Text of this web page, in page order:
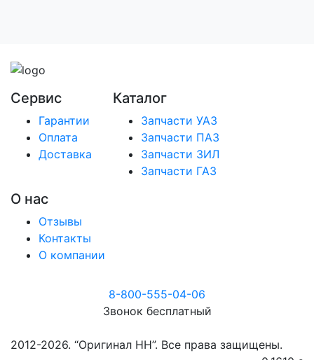
Сервис
Гарантии
Оплата
Доставка
Каталог
Запчасти УАЗ
Запчасти ПАЗ
Запчасти ЗИЛ
Запчасти ГАЗ
О нас
Отзывы
Контакты
О компании
8-800-555-04-06
Звонок бесплатный
2012-2026. “Оригинал НН”. Все права защищены.